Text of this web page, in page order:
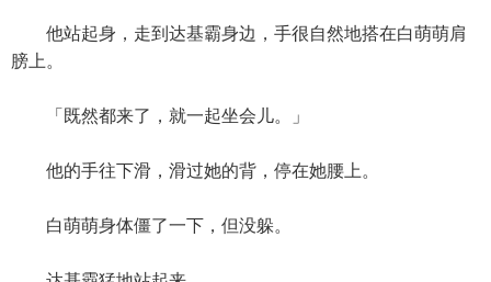
他站起身，走到达基霸身边，手很自然地搭在白萌萌肩
膀上。
「既然都来了，就一起坐会儿。」
他的手往下滑，滑过她的背，停在她腰上。
白萌萌身体僵了一下，但没躲。